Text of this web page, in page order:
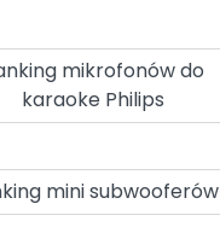
mikrofonów do
karaoke Philips
mini subwooferów